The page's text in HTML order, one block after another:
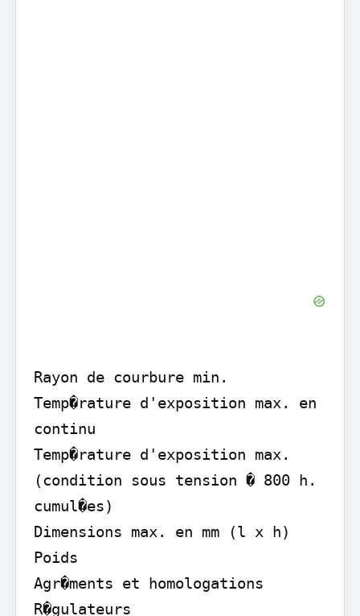
Rayon de courbure min.
Temp�rature d'exposition max. en
continu
Temp�rature d'exposition max.
(condition sous tension � 800 h.
cumul�es)
Dimensions max. en mm (l x h)
Poids
Agr�ments et homologations
R�gulateurs